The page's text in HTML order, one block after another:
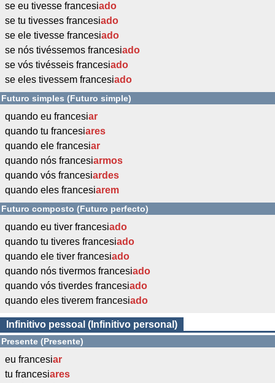
se eu tivesse francesiado
se tu tivesses francesiado
se ele tivesse francesiado
se nós tivéssemos francesiado
se vós tivésseis francesiado
se eles tivessem francesiado
Futuro simples (Futuro simple)
quando eu francesiar
quando tu francesiares
quando ele francesiar
quando nós francesiarmos
quando vós francesiardes
quando eles francesiarem
Futuro composto (Futuro perfecto)
quando eu tiver francesiado
quando tu tiveres francesiado
quando ele tiver francesiado
quando nós tivermos francesiado
quando vós tiverdes francesiado
quando eles tiverem francesiado
Infinitivo pessoal (Infinitivo personal)
Presente (Presente)
eu francesiar
tu francesiares